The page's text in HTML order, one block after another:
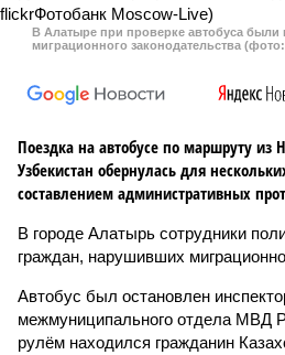
В Алатыре при проверке автобуса
миграционного законодательства
Поездка на автобусе по маршруту из
Узбекистан обернулась для
составлением административных
В городе Алатырь сотрудники
граждан, нарушивших
Автобус был остановлен
межмуниципального отдела МВД
рулём находился гражданин